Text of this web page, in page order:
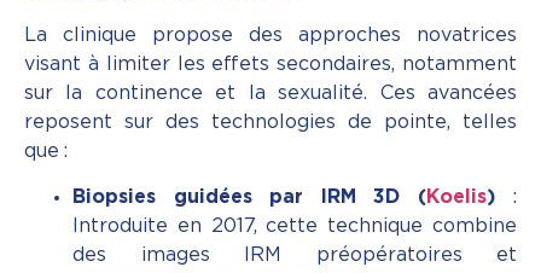
La clinique propose des approches novatrices
visant à limiter les effets secondaires, notamment
sur la continence et la sexualité. Ces avancées
reposent sur des technologies de pointe, telles
que :
Biopsies guidées par IRM 3D (Koelis):
Introduite en 2017, cette technique combine
des images IRM préopératoires et